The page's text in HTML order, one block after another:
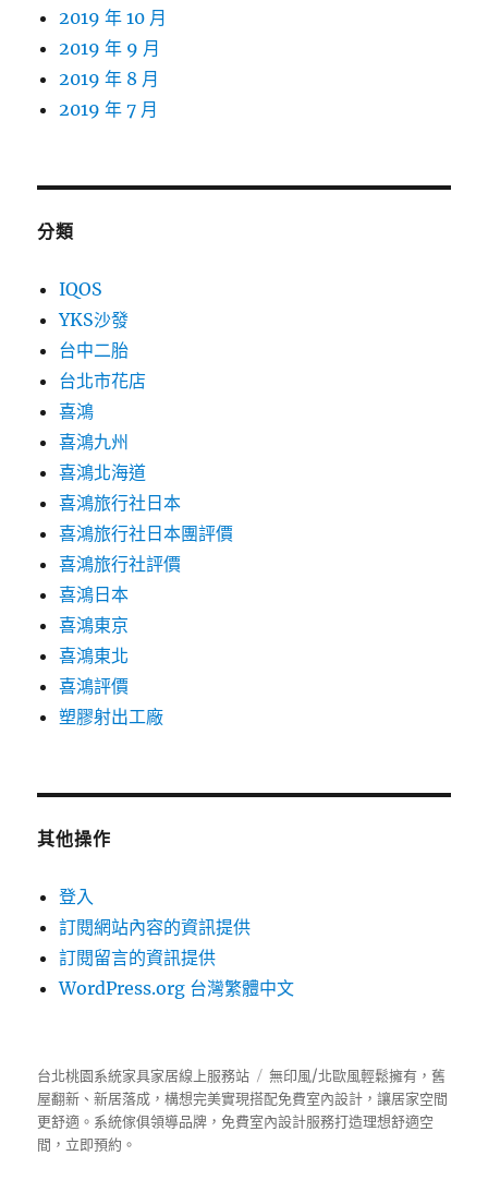
2019 年 10 月
2019 年 9 月
2019 年 8 月
2019 年 7 月
分類
IQOS
YKS沙發
台中二胎
台北市花店
喜鴻
喜鴻九州
喜鴻北海道
喜鴻旅行社日本
喜鴻旅行社日本團評價
喜鴻旅行社評價
喜鴻日本
喜鴻東京
喜鴻東北
喜鴻評價
塑膠射出工廠
其他操作
登入
訂閱網站內容的資訊提供
訂閱留言的資訊提供
WordPress.org 台灣繁體中文
台北桃園系統家具家居線上服務站
無印風/北歐風輕鬆擁有，舊
屋翻新、新居落成，構想完美實現搭配免費室內設計，讓居家空間
更舒適。 系統傢俱領導品牌，免費室內設計服務打造理想舒適空
間，立即預約。